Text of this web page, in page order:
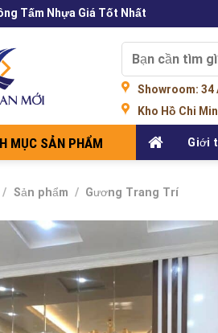
Tấm Nhựa Giá Tốt Nhất
kiếm:
Showroom: 34
Kho Hồ Chi
MỤC SẢN PHẨM Giới
/ Sản phẩm / Gương Trang Trí